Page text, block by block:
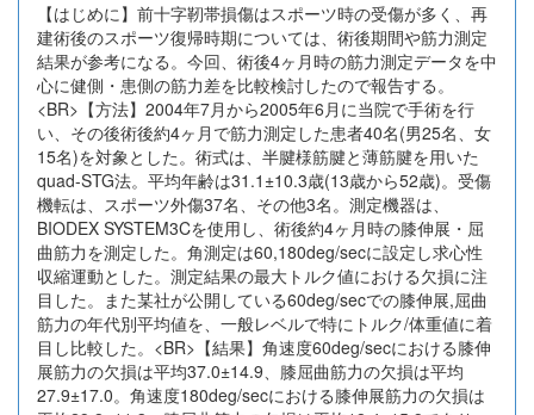
【はじめに】前十字靭帯損傷はスポーツ時の受傷が多く、再
建術後のスポーツ復帰時期については、術後期間や筋力測定
結果が参考になる。今回、術後4ヶ月時の筋力測定データを中
心に健側・患側の筋力差を比較検討したので報告する。
<BR>【方法】2004年7月から2005年6月に当院で手術を行
い、その後術後約4ヶ月で筋力測定した患者40名(男25名、女
15名)を対象とした。術式は、半腱様筋腱と薄筋腱を用いた
quad-STG法。平均年齢は31.1±10.3歳(13歳から52歳)。受傷
機転は、スポーツ外傷37名、その他3名。測定機器は、
BIODEX SYSTEM3Cを使用し、術後約4ヶ月時の膝伸展・屈
曲筋力を測定した。角測定は60,180deg/secに設定し求心性
収縮運動とした。測定結果の最大トルク値における欠損に注
目した。また某社が公開している60deg/secでの膝伸展,屈曲
筋力の年代別平均値を、一般レベルで特にトルク/体重値に着
目し比較した。<BR>【結果】角速度60deg/secにおける膝伸
展筋力の欠損は平均37.0±14.9、膝屈曲筋力の欠損は平均
27.9±17.0。角速度180deg/secにおける膝伸展筋力の欠損は